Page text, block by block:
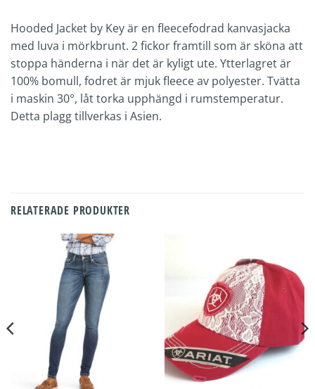
Hooded Jacket by Key är en fleecefodrad kanvasjacka
med luva i mörkbrunt. 2 fickor framtill som är sköna att
stoppa händerna i när det är kyligt ute. Ytterlagret är
100% bomull, fodret är mjuk fleece av polyester. Tvätta
i maskin 30°, låt torka upphängd i rumstemperatur.
Detta plagg tillverkas i Asien.
RELATERADE PRODUKTER